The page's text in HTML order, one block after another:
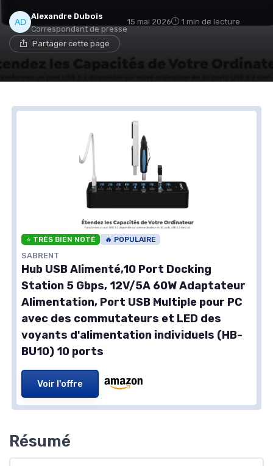
Alexandre Dubois
Correspondant de presse
15 mai 2026 1 min de lecture
Partager cette page
⭐ TRÈS BIEN NOTÉ 🔥 POPULAIRE
SABRENT
Hub USB Alimenté,10 Port Docking
Station 5 Gbps, 12V/5A 60W Adaptateur
Alimentation, Port USB Multiple pour PC
avec des commutateurs et LED des
voyants d'alimentation individuels (HB-
BU10) 10 ports
Voir l'offre
Résumé